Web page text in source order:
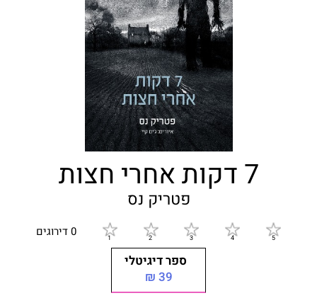
7 דקות אחרי חצות
פטריק נס
0 דירוגים
ספר דיגיטלי
39 ₪